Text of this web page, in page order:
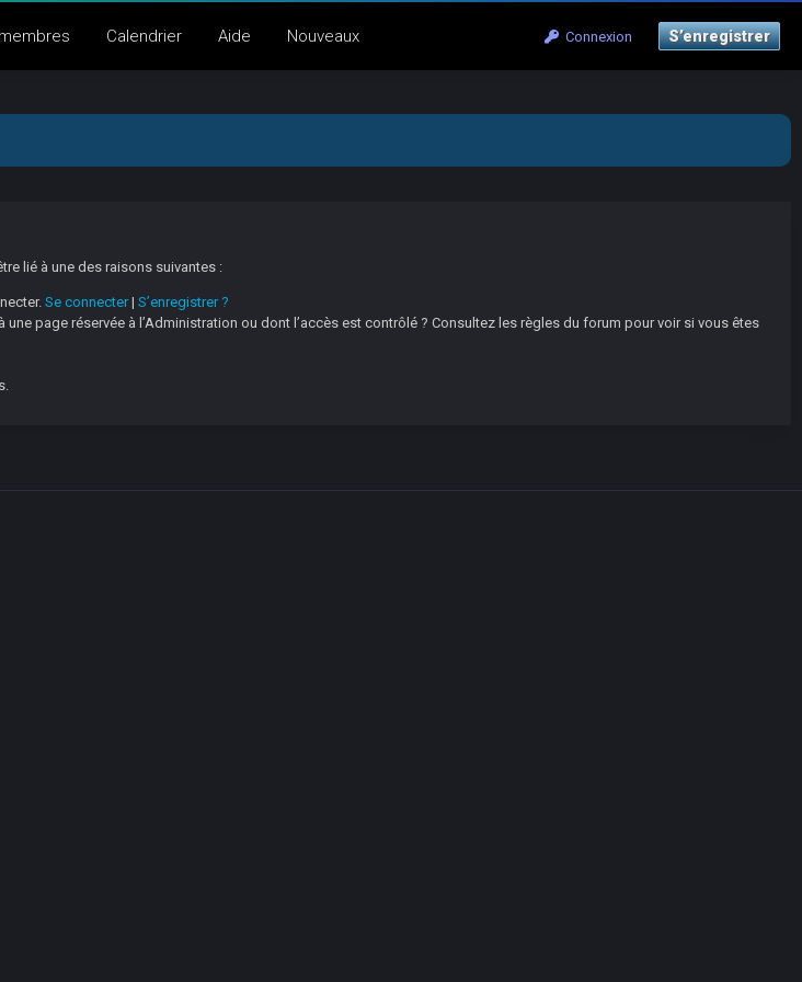
Connexion S’enregistrer
Calendrier Aide Nouveaux
lié à une des raisons suivantes :
Se connecter| S’enregistrer ?
page réservée à l’Administration ou dont l’accès est contrôlé ? Consultez les règles du forum pour voir si vous êtes